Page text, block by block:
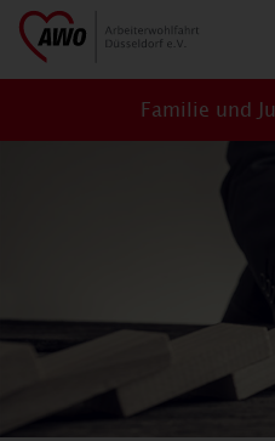
Familie und